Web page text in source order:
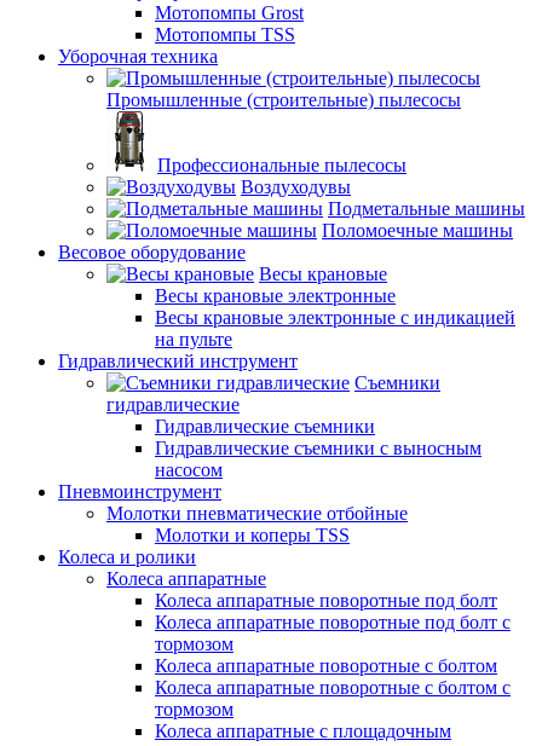
Мотопомпы Grost
Мотопомпы TSS
Уборочная техника
Промышленные (строительные) пылесосы
Профессиональные пылесосы
Воздуходувы
Подметальные машины
Поломоечные машины
Весовое оборудование
Весы крановые
Весы крановые электронные
Весы крановые электронные с индикацией
на пульте
Гидравлический инструмент
Съемники
гидравлические
Гидравлические съемники
Гидравлические cъемники с выносным
насосом
Пневмоинструмент
Молотки пневматические отбойные
Молотки и коперы TSS
Колеса и ролики
Колеса аппаратные
Колеса аппаратные поворотные под болт
Колеса аппаратные поворотные под болт с
тормозом
Колеса аппаратные поворотные с болтом
Колеса аппаратные поворотные с болтом с
тормозом
Колеса аппаратные с площадочным